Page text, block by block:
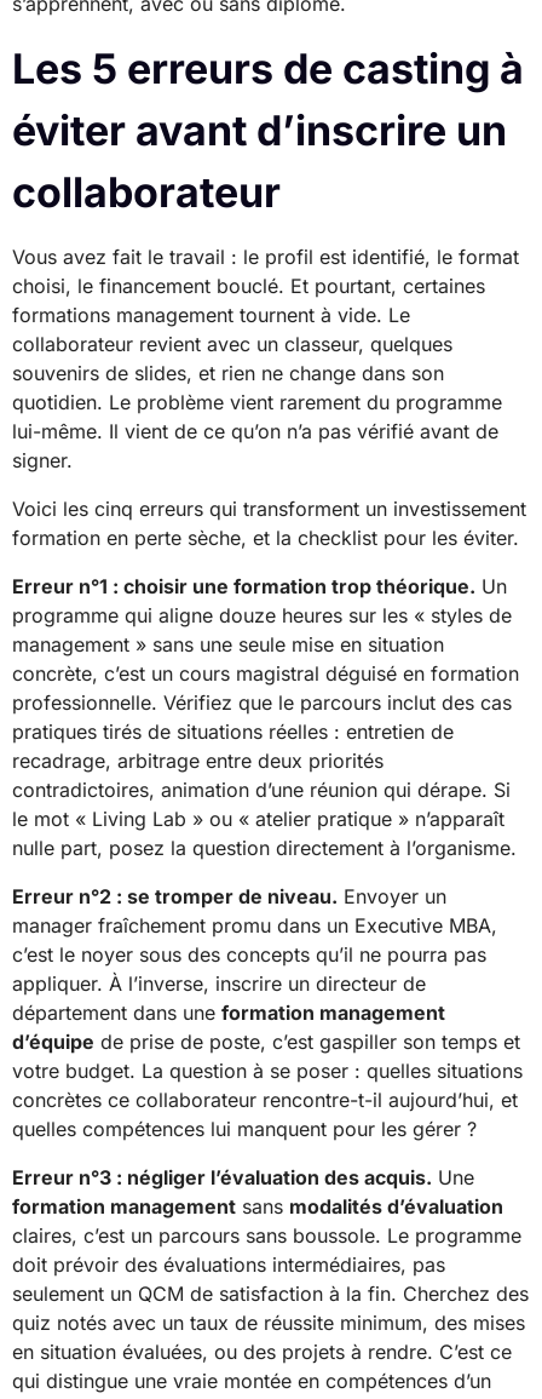
Les 5 erreurs de casting à
éviter avant d’inscrire un
collaborateur
Vous avez fait le travail : le profil est identifié, le format
choisi, le financement bouclé. Et pourtant, certaines
formations management tournent à vide. Le
collaborateur revient avec un classeur, quelques
souvenirs de slides, et rien ne change dans son
quotidien. Le problème vient rarement du programme
lui-même. Il vient de ce qu’on n’a pas vérifié avant de
signer.
Voici les cinq erreurs qui transforment un investissement
formation en perte sèche, et la checklist pour les éviter.
Erreur n°1 : choisir une formation trop théorique. Un
programme qui aligne douze heures sur les « styles de
management » sans une seule mise en situation
concrète, c’est un cours magistral déguisé en formation
professionnelle. Vérifiez que le parcours inclut des cas
pratiques tirés de situations réelles : entretien de
recadrage, arbitrage entre deux priorités
contradictoires, animation d’une réunion qui dérape. Si
le mot « Living Lab » ou « atelier pratique » n’apparaît
nulle part, posez la question directement à l’organisme.
Erreur n°2 : se tromper de niveau. Envoyer un
manager fraîchement promu dans un Executive MBA,
c’est le noyer sous des concepts qu’il ne pourra pas
appliquer. À l’inverse, inscrire un directeur de
département dans une formation management
d’équipe de prise de poste, c’est gaspiller son temps et
votre budget. La question à se poser : quelles situations
concrètes ce collaborateur rencontre-t-il aujourd’hui, et
quelles compétences lui manquent pour les gérer ?
Erreur n°3 : négliger l’évaluation des acquis. Une
formation management sans modalités d’évaluation
claires, c’est un parcours sans boussole. Le programme
doit prévoir des évaluations intermédiaires, pas
seulement un QCM de satisfaction à la fin. Cherchez des
quiz notés avec un taux de réussite minimum, des mises
en situation évaluées, ou des projets à rendre. C’est ce
qui distingue une vraie montée en compétences d’un